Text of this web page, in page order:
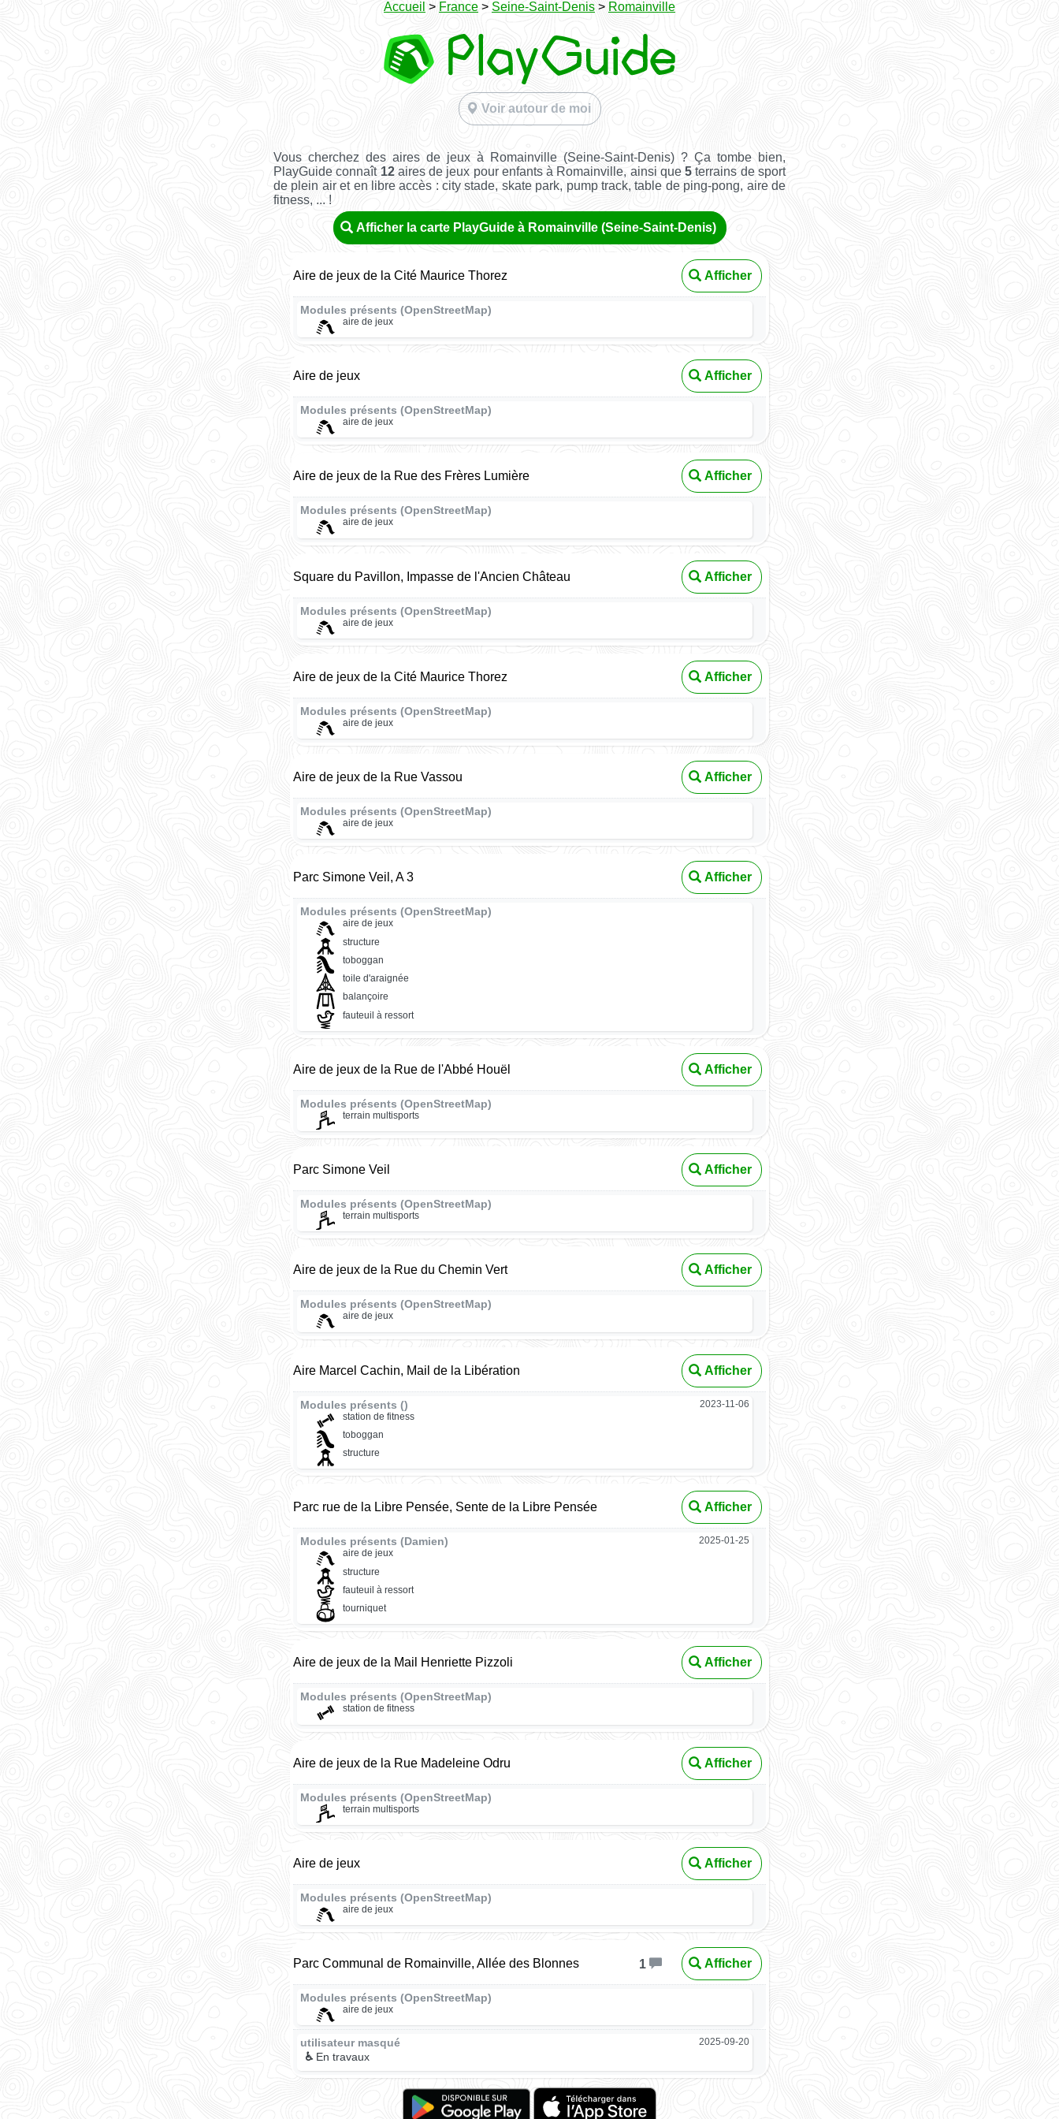
Accueil > France > Seine-Saint-Denis > Romainville
Voir autour de moi
Vous cherchez des aires de jeux à Romainville (Seine-Saint-Denis) ? Ça tombe bien,
PlayGuide connaît 12aires de jeux pour enfants à Romainville, ainsi que5 terrains de sport
de plein air et en libre accès : city stade, skate park, pump track, table de ping-pong, aire de
fitness, ... !
Afficher la carte PlayGuide à Romainville (Seine-Saint-Denis)
Aire de jeux de la Cité Maurice Thorez Afficher
Modules présents (OpenStreetMap)
aire de jeux
Aire de jeux Afficher
Modules présents (OpenStreetMap)
aire de jeux
Aire de jeux de la Rue des Frères Lumière Afficher
Modules présents (OpenStreetMap)
aire de jeux
Square du Pavillon, Impasse de l'Ancien Château Afficher
Modules présents (OpenStreetMap)
aire de jeux
Aire de jeux de la Cité Maurice Thorez Afficher
Modules présents (OpenStreetMap)
aire de jeux
Aire de jeux de la Rue Vassou Afficher
Modules présents (OpenStreetMap)
aire de jeux
Parc Simone Veil, A 3 Afficher
Modules présents (OpenStreetMap)
aire de jeux
structure
toboggan
toile d'araignée
balançoire
fauteuil à ressort
Aire de jeux de la Rue de l'Abbé Houël Afficher
Modules présents (OpenStreetMap)
terrain multisports
Parc Simone Veil Afficher
Modules présents (OpenStreetMap)
terrain multisports
Aire de jeux de la Rue du Chemin Vert Afficher
Modules présents (OpenStreetMap)
aire de jeux
Aire Marcel Cachin, Mail de la Libération Afficher
Modules présents () 2023-11-06
station de fitness
toboggan
structure
Parc rue de la Libre Pensée, Sente de la Libre Pensée Afficher
Modules présents (Damien) 2025-01-25
aire de jeux
structure
fauteuil à ressort
tourniquet
Aire de jeux de la Mail Henriette Pizzoli Afficher
Modules présents (OpenStreetMap)
station de fitness
Aire de jeux de la Rue Madeleine Odru Afficher
Modules présents (OpenStreetMap)
terrain multisports
Aire de jeux Afficher
Modules présents (OpenStreetMap)
aire de jeux
Parc Communal de Romainville, Allée des Blonnes 1 Afficher
Modules présents (OpenStreetMap)
aire de jeux
utilisateur masqué 2025-09-20
♿ En travaux